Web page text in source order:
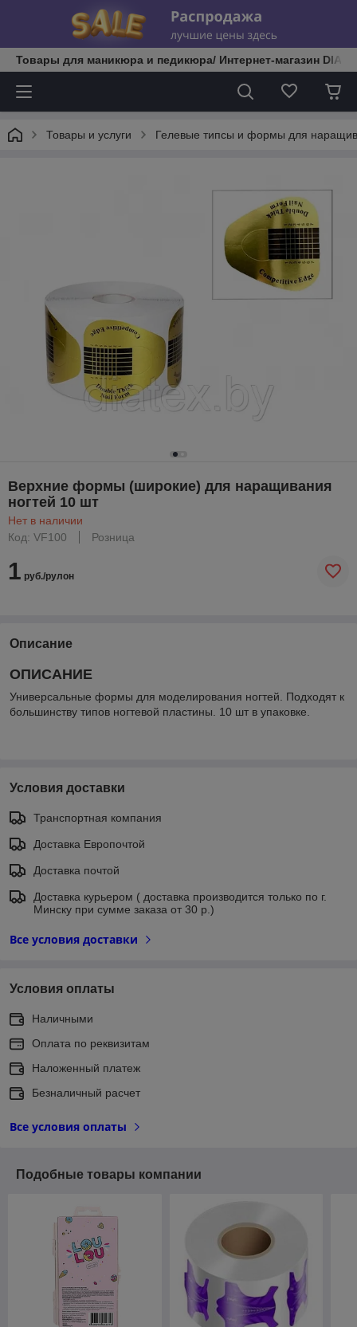
Товары для маникюра и педикюра/ Интернет-магазин
Товары и услуги Гелевые типсы и формы для
Верхние формы (широкие) для наращивания
ногтей 10 шт
Нет в наличии
Код: VF100
Розница
1 руб./рулон
Описание
ОПИСАНИЕ
Универсальные формы для моделирования ногтей. Подходят к
большинству типов ногтевой пластины. 10 шт в упаковке.
Условия доставки
Транспортная компания
Доставка Европочтой
Доставка почтой
Доставка курьером ( доставка производится только по г.
Минску при сумме заказа от 30 р.)
Все условия доставки
Условия оплаты
Наличными
Оплата по реквизитам
Наложенный платеж
Безналичный расчет
Все условия оплаты
Подобные товары компании